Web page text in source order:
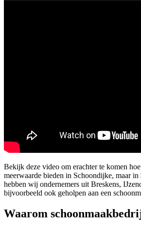
Bekijk deze video om erachter te komen
meerwaarde bieden in Schoondijke, maar
hebben wij ondernemers uit Breskens,
bijvoorbeeld ook geholpen aan een
Waarom